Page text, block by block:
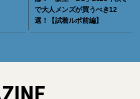
で大人メンズが買うべき12
選！【試着ルポ前編】